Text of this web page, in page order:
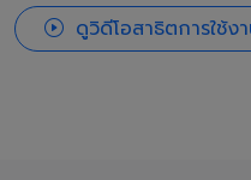
ดูวิดีโอสาธิตการใช้